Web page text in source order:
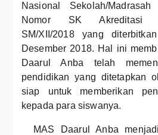
Nasional Sekolah/
Nomor SK Akreditasi
SM/XII/2018 yang
Desember 2018. Hal ini
Daarul Anba telah
pendidikan yang ditetapkan
siap untuk memberikan
kepada para siswanya.
MAS Daarul Anba